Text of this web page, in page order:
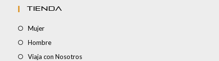
TIENDA
Mujer
Hombre
Viaja con Nosotros